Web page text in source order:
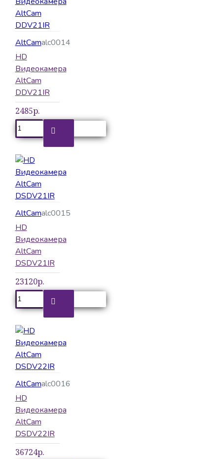
AltCamalc0014
HD
Видеокамера
AltCam
DDV21IR
2485р.
AltCamalc0015
HD
Видеокамера
AltCam
DSDV21IR
23120р.
AltCamalc0016
HD
Видеокамера
AltCam
DSDV22IR
36724р.